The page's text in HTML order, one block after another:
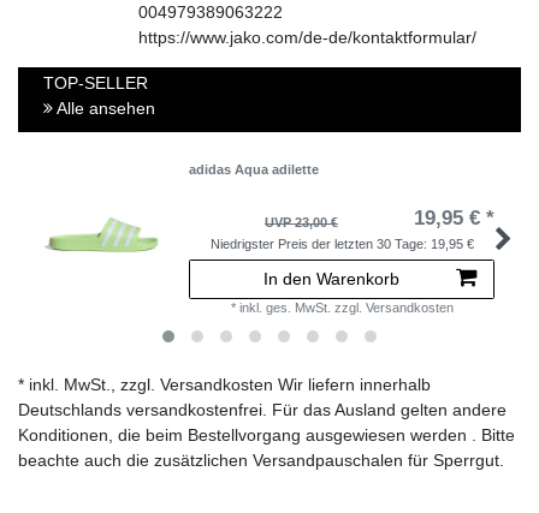
004979389063222
https://www.jako.com/de-de/kontaktformular/
TOP-SELLER
Alle ansehen
adidas Aqua adilette
UVP 23,00 € 19,95 € *
Niedrigster Preis der letzten 30 Tage: 19,95 €
In den Warenkorb
* inkl. ges. MwSt. zzgl. Versandkosten
* inkl. MwSt., zzgl. Versandkosten Wir liefern innerhalb
Deutschlands versandkostenfrei. Für das Ausland gelten andere
Konditionen, die beim Bestellvorgang ausgewiesen werden . Bitte
beachte auch die zusätzlichen Versandpauschalen für Sperrgut.